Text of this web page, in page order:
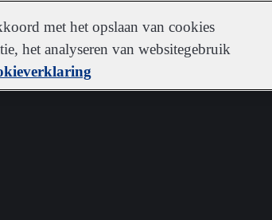
met het opslaan van cookies
het analyseren van websitegebruik